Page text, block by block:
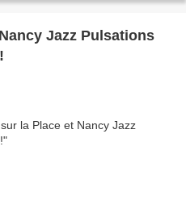
Jazz Pulsations